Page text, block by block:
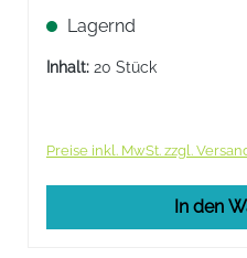
biologischem Anbau.
Lagernd
Inhalt: 20 Stück
Preise inkl. MwSt. zzgl.
In den